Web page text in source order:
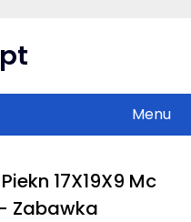
Menu
17X19X9 Mc
Zabawka